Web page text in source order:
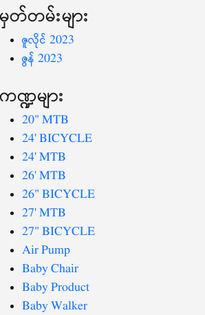
မှတ်တမ်းများ
ဇူလိုင် 2023
ဇွန် 2023
ကဏ္ဍများ
20" MTB
24' BICYCLE
24' MTB
26' MTB
26" BICYCLE
27' MTB
27" BICYCLE
Air Pump
Baby Chair
Baby Product
Baby Walker